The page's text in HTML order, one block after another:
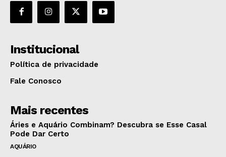
Institucional
Política de privacidade
Fale Conosco
Mais recentes
Áries e Aquário Combinam? Descubra se Esse Casal
Pode Dar Certo
AQUÁRIO